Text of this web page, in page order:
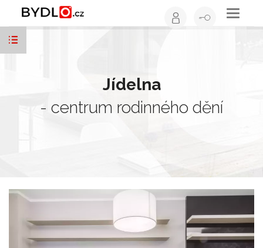
Toggle
Jídelna
- centrum rodinného dění